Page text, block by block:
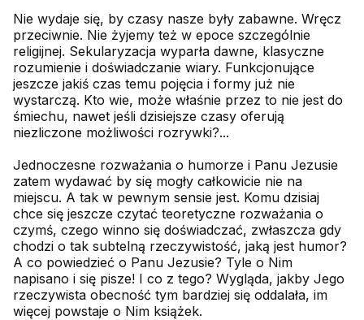
Nie wydaje się, by czasy nasze były zabawne. Wręcz
przeciwnie. Nie żyjemy też w epoce szczególnie
religijnej. Sekularyzacja wyparła dawne, klasyczne
rozumienie i doświadczanie wiary. Funkcjonujące
jeszcze jakiś czas temu pojęcia i formy już nie
wystarczą. Kto wie, może właśnie przez to nie jest do
śmiechu, nawet jeśli dzisiejsze czasy oferują
niezliczone możliwości rozrywki?...
Jednoczesne rozważania o humorze i Panu Jezusie
zatem wydawać by się mogły całkowicie nie na
miejscu. A tak w pewnym sensie jest. Komu dzisiaj
chce się jeszcze czytać teoretyczne rozważania o
czymś, czego winno się doświadczać, zwłaszcza gdy
chodzi o tak subtelną rzeczywistość, jaką jest humor?
A co powiedzieć o Panu Jezusie? Tyle o Nim
napisano i się pisze! I co z tego? Wygląda, jakby Jego
rzeczywista obecność tym bardziej się oddalała, im
więcej powstaje o Nim książek.